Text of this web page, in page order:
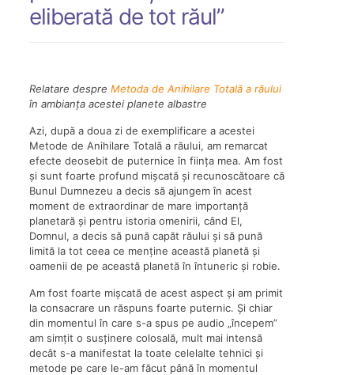
eliberată de tot răul”
Relatare despre Metoda de Anihilare Totală a răului
în ambianța acestei planete albastre
Azi, după a doua zi de exemplificare a acestei
Metode de Anihilare Totală a răului, am remarcat
efecte deosebit de puternice în ființa mea. Am fost
și sunt foarte profund mișcată și recunoscătoare că
Bunul Dumnezeu a decis să ajungem în acest
moment de extraordinar de mare importanță
planetară și pentru istoria omenirii, când El,
Domnul, a decis să pună capăt răului și să pună
limită la tot ceea ce menține această planetă și
oamenii de pe această planetă în întuneric și robie.
Am fost foarte mișcată de acest aspect și am primit
la consacrare un răspuns foarte puternic. Și chiar
din momentul în care s-a spus pe audio „începem”
am simțit o susținere colosală, mult mai intensă
decât s-a manifestat la toate celelalte tehnici și
metode pe care le-am făcut până în momentul